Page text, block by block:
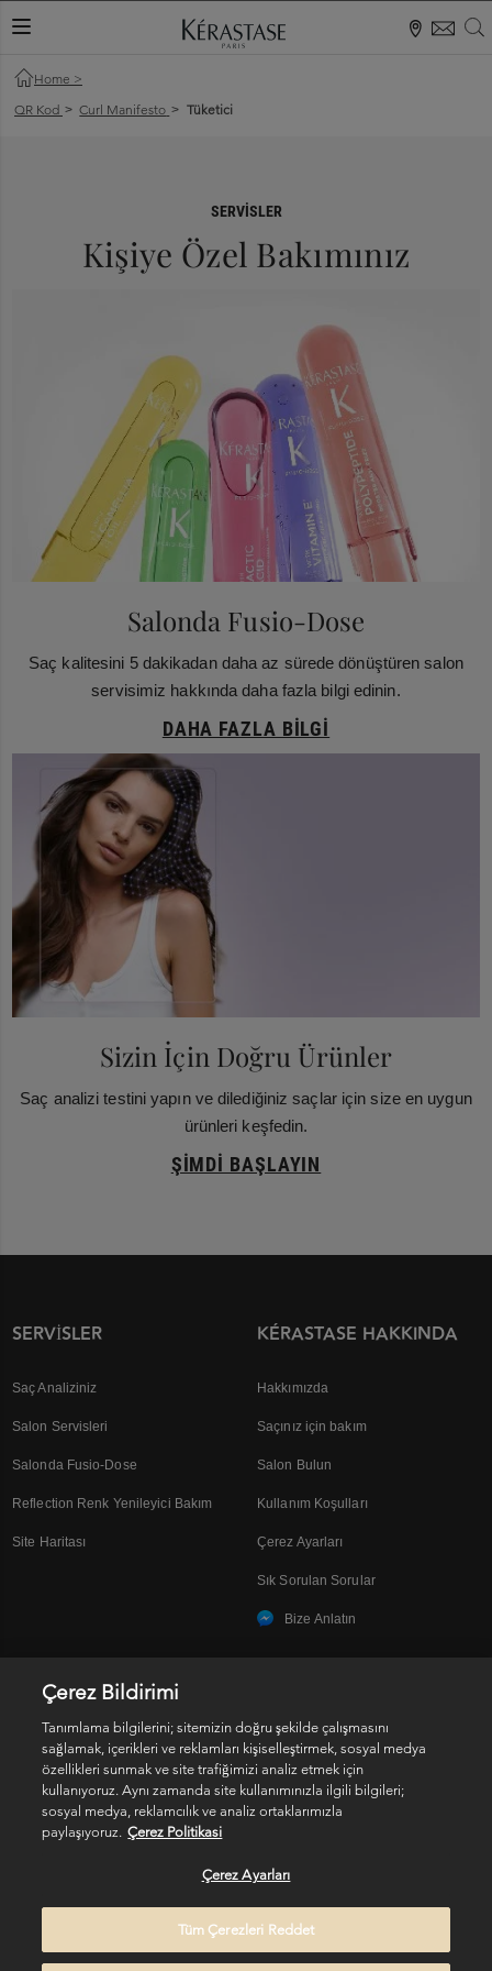
KAYDIRMA MENÜ
Home >
QR Kod > Curl Manifesto > Tüketici
SERVISLER
Kişiye Özel Bakımınız
Salonda Fusio-Dose
Saç kalitesini 5 dakikadan daha az sürede dönüştüren salon
servisimiz hakkında daha fazla bilgi edinin.
DAHA FAZLA BILGI
Sizin İçin Doğru Ürünler
Saç analizi testini yapın ve dilediğiniz saçlar için size en uygun
ürünleri keşfedin.
ŞIMDI BAŞLAYIN
SERVISLER
Saç Analiziniz
Salon Servisleri
Salonda Fusio-Dose
Reflection Renk Yenileyici Bakım
Site Haritası
KÉRASTASE HAKKINDA
Hakkımızda
Saçınız için bakım
Salon Bulun
Kullanım Koşulları
Çerez Ayarları
Sık Sorulan Sorular
Bize Anlatın
SOSYAL MEDYA
Kişisel Verilerin Korunması
Çerez Bildirimi
Tanımlama bilgilerini; sitemizin doğru şekilde çalışmasını
sağlamak, içerikleri ve reklamları kişiselleştirmek, sosyal medya
özellikleri sunmak ve site trafiğimizi analiz etmek için
kullanıyoruz. Aynı zamanda site kullanımınızla ilgili bilgileri;
sosyal medya, reklamcılık ve analiz ortaklarımızla
paylaşıyoruz. Çerez Politikasi
Çerez Ayarları
Tüm Çerezleri Reddet